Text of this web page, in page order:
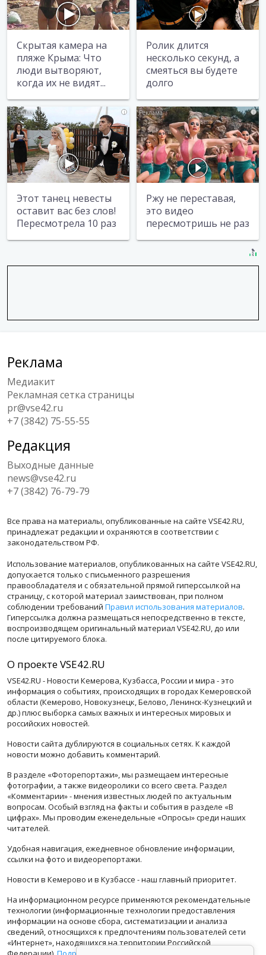
Скрытая камера на
пляже Крыма: Что
люди вытворяют,
когда их не видят...
Ролик длится
несколько секунд, а
смеяться вы будете
долго
i
Этот танец невесты
оставит вас без слов!
Пересмотрела 10 раз
i
Ржу не переставая,
это видео
пересмотришь не раз
Реклама
Медиакит
Рекламная сетка страницы
pr@vse42.ru
+7 (3842) 75-55-55
Редакция
Выходные данные
news@vse42.ru
+7 (3842) 76-79-79
Все права на материалы, опубликованные на сайте VSE42.RU,
принадлежат редакции и охраняются в соответствии с
законодательством РФ.
Использование материалов, опубликованных на сайте VSE42.RU,
допускается только с письменного разрешения
правообладателя и с обязательной прямой гиперссылкой на
страницу, с которой материал заимствован, при полном
соблюдении требований Правил использования материалов.
Гиперссылка должна размещаться непосредственно в тексте,
воспроизводящем оригинальный материал VSE42.RU, до или
после цитируемого блока.
О проекте VSE42.RU
VSE42.RU - Новости Кемерова, Кузбасса, России и мира - это
информация о событиях, происходящих в городах Кемеровской
области (Кемерово, Новокузнецк, Белово, Ленинск-Кузнецкий и
др.) плюс выборка самых важных и интересных мировых и
российских новостей.
Новости сайта дублируются в социальных сетях. К каждой
новости можно добавить комментарий.
В разделе «Фоторепортажи», мы размещаем интересные
фотографии, а также видеоролики со всего света. Раздел
«Комментарии» - мнения известных людей по актуальным
вопросам. Особый взгляд на факты и события в разделе «В
цифрах». Мы проводим еженедельные «Опросы» среди наших
читателей.
Удобная навигация, ежедневное обновление информации,
ссылки на фото и видеорепортажи.
Новости в Кемерово и в Кузбассе - наш главный приоритет.
На информационном ресурсе применяются рекомендательные
технологии (информационные технологии предоставления
информации на основе сбора, систематизации и анализа
сведений, относящихся к предпочтениям пользователей сети
«Интернет», находящихся на территории Российской